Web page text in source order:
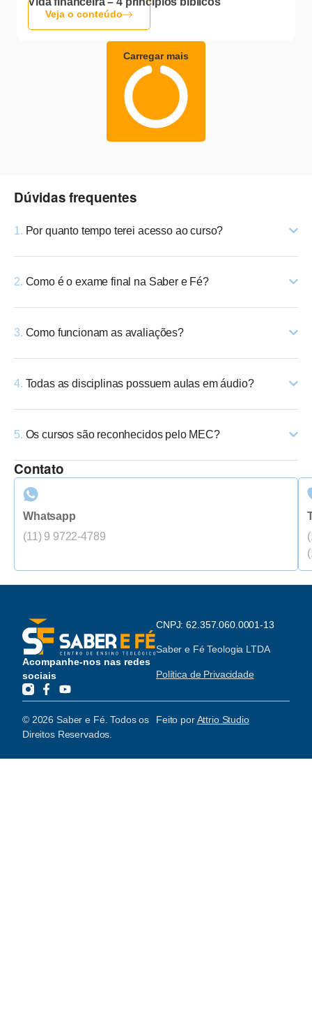
Veja o conteúdo
Carregar mais
Dúvidas frequentes
1. Por quanto tempo terei acesso ao curso?
2. Como é o exame final na Saber e Fé?
3. Como funcionam as avaliações?
4. Todas as disciplinas possuem aulas em áudio?
5. Os cursos são reconhecidos pelo MEC?
Contato
Whatsapp
(11) 9 9722-4789
Acompanhe-nos nas redes
sociais
CNPJ: 62.357.060.0001-13
Saber e Fé Teologia LTDA
Política de Privacidade
© 2026 Saber e Fé. Todos os
Direitos Reservados.
Feito porAttrio Studio